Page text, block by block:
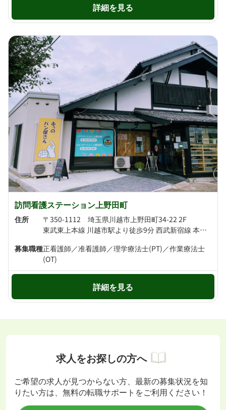
詳細を見る
訪問看護ステーション上野田町
住所
〒350-1112 埼玉県川越市上野田町34-22 2F
東武東上本線 川越市駅より徒歩9分 西武新宿線 本川越駅より徒歩14分
募集職種正看護師／准看護師／理学療法士(PT)／作業療法士
(OT)
詳細を見る
求人をお探しの方へ
ご希望の求人が見つからない方、最新の募集状況を知
りたい方は、無料の転職サポートをご利用ください！